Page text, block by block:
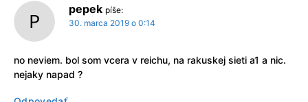
pepek píše:
30. marca 2019 o 0:14
no neviem. bol som vcera v reichu, na rakuskej sieti a1 a nic.
nejaky napad ?